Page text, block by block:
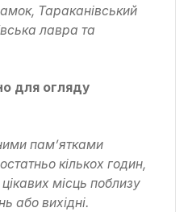
Тараканівський
лавра та
для огляду
пам’ятками
кількох годин,
місць поблизу
або вихідні.